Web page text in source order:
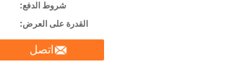
شروط الدفع:
القدرة على العرض:
اتصل